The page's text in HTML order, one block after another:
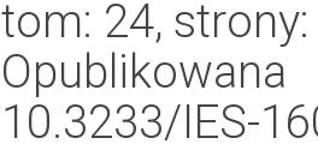
tom: 24,
Opublikowana
10.3233/IES-